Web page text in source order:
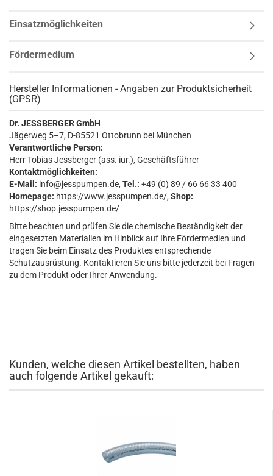
Einsatzmöglichkeiten
Fördermedium
Hersteller Informationen - Angaben zur Produktsicherheit
(GPSR)
Dr. JESSBERGER GmbH
Jägerweg 5–7, D-85521 Ottobrunn bei München
Verantwortliche Person:
Herr Tobias Jessberger (ass. iur.), Geschäftsführer
Kontaktmöglichkeiten:
E-Mail: info@jesspumpen.de, Tel.: +49 (0) 89 / 66 66 33 400
Homepage: https://www.jesspumpen.de/, Shop:
https://shop.jesspumpen.de/
Bitte beachten und prüfen Sie die chemische Beständigkeit der
eingesetzten Materialien im Hinblick auf Ihre Fördermedien und
tragen Sie beim Einsatz des Produktes entsprechende
Schutzausrüstung. Kontaktieren Sie uns bitte jederzeit bei Fragen
zu dem Produkt oder Ihrer Anwendung.
Kunden, welche diesen Artikel bestellten, haben
auch folgende Artikel gekauft: